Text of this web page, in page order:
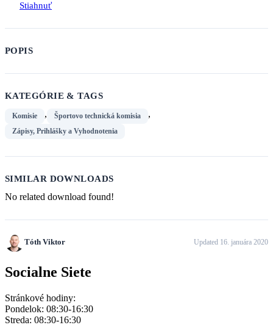
Stiahnuť
POPIS
KATEGÓRIE & TAGS
Komisie , Športovo technická komisia ,
Zápisy, Prihlášky a Vyhodnotenia
SIMILAR DOWNLOADS
No related download found!
Tóth Viktor Updated 16. januára 2020
Socialne Siete
Stránkové hodiny:
Pondelok: 08:30-16:30
Streda: 08:30-16:30